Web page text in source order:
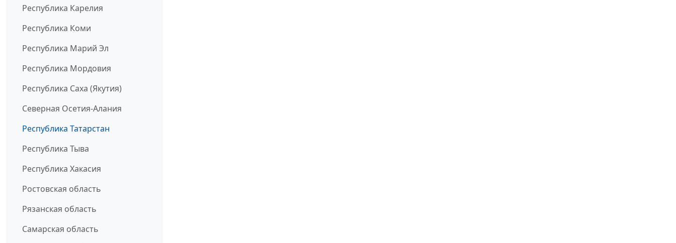
Республика Карелия
Республика Коми
Республика Марий Эл
Республика Мордовия
Республика Саха (Якутия)
Северная Осетия-Алания
Республика Татарстан
Республика Тыва
Республика Хакасия
Ростовская область
Рязанская область
Самарская область